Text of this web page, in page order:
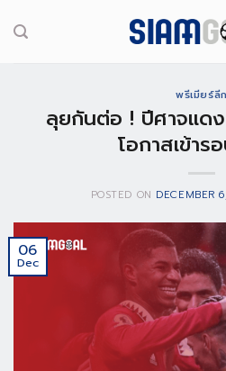
พรีเมียร์ลีก
ลุยกันต่อ ! ปีศาจแด
โอกาสเข้าร
POSTED ON DECEMBER
06
Dec